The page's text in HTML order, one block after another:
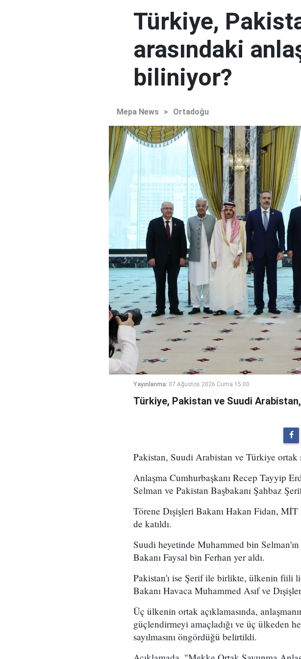
Türkiye,
arasındaki
biliniyor?
Mepa News > Ortadoğu
Yayınlanma: 07 Ağustos 2026 Cuma 15:00
Türkiye, Pakistan ve Suudi
Pakistan, Suudi Arabistan ve Türkiye ortak
Anlaşma Cumhurbaşkanı Recep Tayyip
Selman ve Pakistan Başbakanı Şahbaz
Törene Dışişleri Bakanı Hakan Fidan,
de katıldı.
Suudi heyetinde Muhammed bin
Bakanı Faysal bin Ferhan yer aldı.
Pakistan'ı ise Şerif ile birlikte, ülkenin fiili
Bakanı Havaca Muhammed Asıf ve
Üç ülkenin ortak açıklamasında,
güçlendirmeyi amaçladığı ve üç ülkeden
sayılmasını öngördüğü belirtildi.